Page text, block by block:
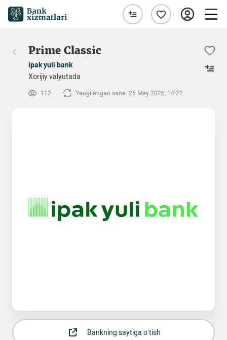
Prime Classic
ipak yuli bank
Xorijiy valyutada
112 Yangilangan sana: 25 May 2026, 14:22
Bankning saytiga o‘tish